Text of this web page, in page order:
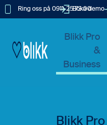
Ring oss på 0911-25 73 00
Boka demo
Blikk Pro
&
Business